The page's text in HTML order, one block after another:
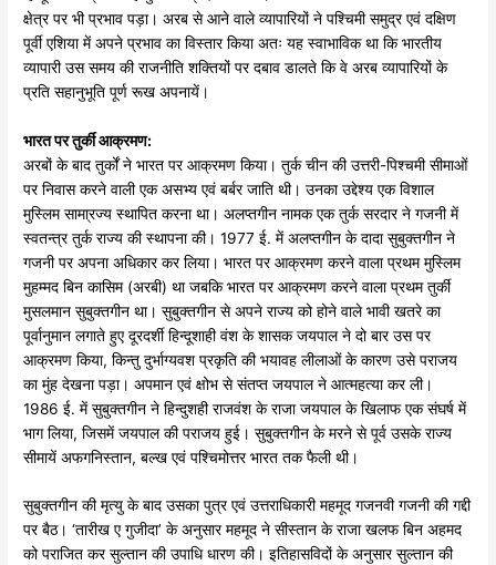
क्षेत्र पर भी प्रभाव पड़ा। अरब से आने वाले व्यापारियों ने पश्चिमी समुद्र एवं दक्षिण
पूर्वी एशिया में अपने प्रभाव का विस्तार किया अतः यह स्वाभाविक था कि भारतीय
व्यापारी उस समय की राजनीति शक्तियों पर दबाव डालते कि वे अरब व्यापारियों के
प्रति सहानुभूति पूर्ण रूख अपनायें।
भारतपरतुर्कीआक्रमण:
अरबों के बाद तुर्कों ने भारत पर आक्रमण किया। तुर्क चीन की उत्तरी-पिश्चमी सीमाओं
पर निवास करने वाली एक असभ्य एवं बर्बर जाति थी। उनका उद्देश्य एक विशाल
मुस्लिम सामा्रज्य स्थापित करना था। अलप्तगीन नामक एक तुर्क सरदार ने गजनी में
स्वतन्त्र तुर्क राज्य की स्थापना की। 1977 ई. में अलप्तगीन के दादा सुबुक्तगीन ने
गजनी पर अपना अधिकार कर लिया। भारत पर आक्रमण करने वाला प्रथम मुस्लिम
मुहम्मद बिन कासिम (अरबी) था जबकि भारत पर आक्रमण करने वाला प्रथम तुर्की
मुसलमान सुबुक्तगीन था। सुबुक्तगीन से अपने राज्य को होने वाले भावी खतरे का
पूर्वानुमान लगाते हुए दूरदर्शी हिन्दूशाही वंश के शासक जयपाल ने दो बार उस पर
आक्रमण किया, किन्तु दुर्भाग्यवश प्रकृति की भयावह लीलाओं के कारण उसे पराजय
का मुंह देखना पड़ा। अपमान एवं क्षोभ से संतप्त जयपाल ने आत्महत्या कर ली।
1986 ई. में सुबुक्तगीन ने हिन्दुशही राजवंश के राजा जयपाल के खिलाफ एक संघर्ष में
भाग लिया, जिसमें जयपाल की पराजय हुई। सुबुक्तगीन के मरने से पूर्व उसके राज्य
सीमायें अफगनिस्तान, बल्ख एवं पश्चिमोत्तर भारत तक फैली थी।
सुबुक्तगीन की मृत्यु के बाद उसका पुत्र एवं उत्तराधिकारी महमूद गजनवी गजनी की गद्दी
पर बैठ। ‘तारीख ए गुजीदा’ के अनुसार महमूद ने सीस्तान के राजा खलफ बिन अहमद
को पराजित कर सुल्तान की उपाधि धारण की। इतिहासविदों के अनुसार सुल्तान की